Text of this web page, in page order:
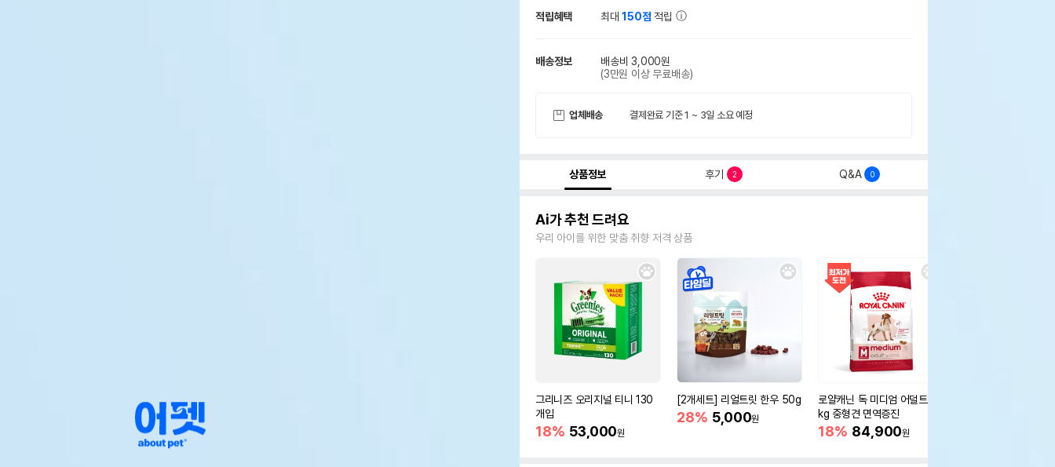
적립혜택 최대150점 적립
배송정보
배송비 3,000원
(3만원 이상 무료배송)
업체배송 결제완료 기준 1 ~ 3일 소요 예정
상품정보 후기 2 Q&A 0
Ai가 추천 드려요
우리 아이를 위한 맞춤 취향 저격 상품
그리니즈 오리지널 티니 130
개입
18% 53,000원
[2개세트] 리얼트릿 한우 50g
28% 5,000원
로얄캐닌 독 미디엄 어덜트 10
kg 중형견 면역증진
18% 84,900원